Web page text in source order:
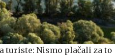
turiste: Nismo plačali za to